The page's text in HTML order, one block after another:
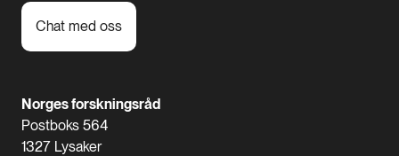
Chat med oss
Norges forskningsråd
Postboks 564
1327 Lysaker